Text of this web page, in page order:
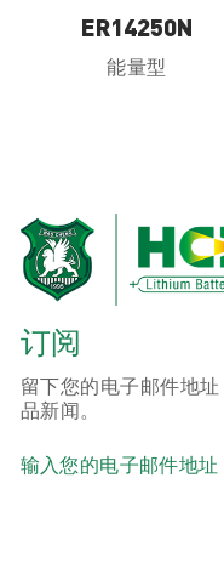
ER14250N
能量型
订阅
留下您的电子邮件地
品新闻。
输入您的电子邮件地址